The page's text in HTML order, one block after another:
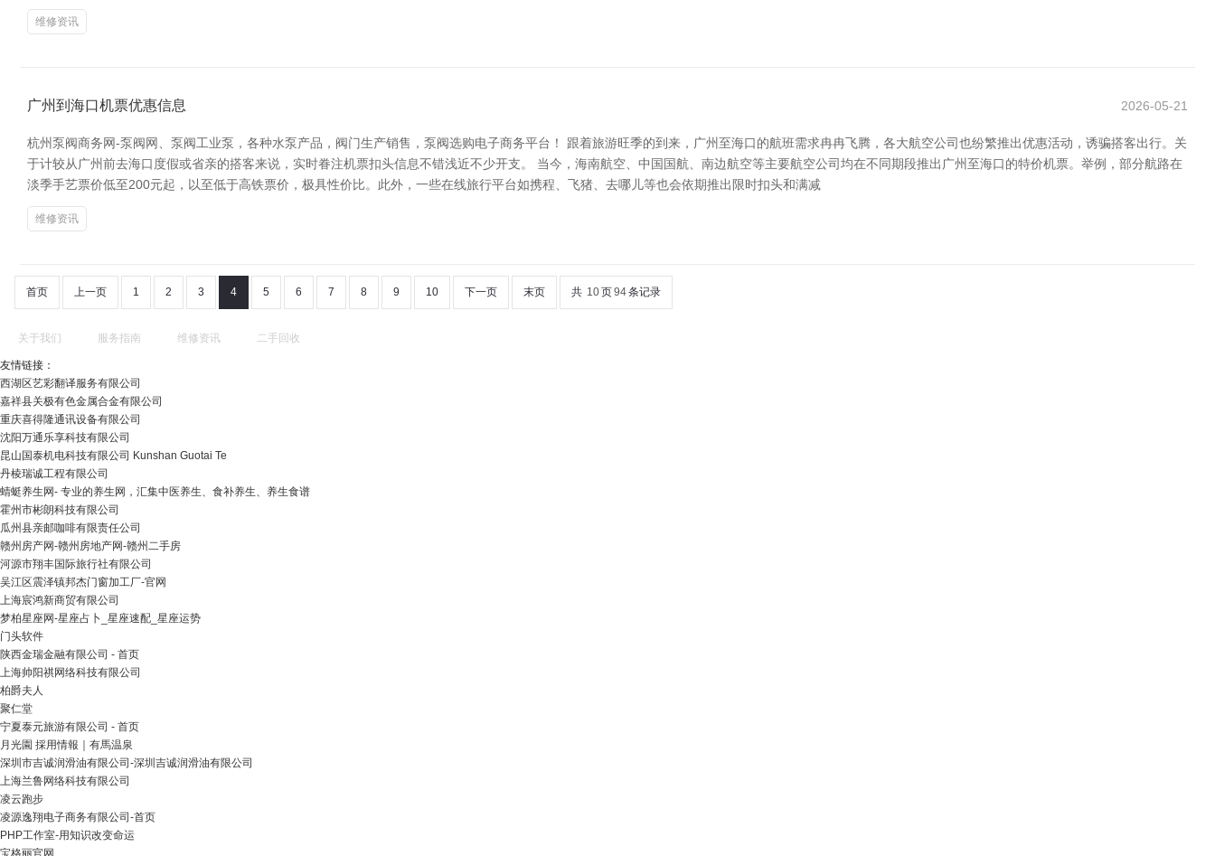
维修资讯
广州到海口机票优惠信息 2026-05-21
杭州泵阀商务网-泵阀网、泵阀工业泵，各种水泵产品，阀门生产销售，泵阀选购电子商务平台！ 跟着旅游旺季的到来，广州至海口的航班需求冉冉飞腾，各大航空公司也纷繁推出优惠活动，诱骗搭客出行。关
于计较从广州前去海口度假或省亲的搭客来说，实时眷注机票扣头信息不错浅近不少开支。 当今，海南航空、中国国航、南边航空等主要航空公司均在不同期段推出广州至海口的特价机票。举例，部分航路在
淡季手艺票价低至200元起，以至低于高铁票价，极具性价比。此外，一些在线旅行平台如携程、飞猪、去哪儿等也会依期推出限时扣头和满减
维修资讯
首页 上一页 1 2 3 4 5 6 7 8 9 10 下一页 末页 共 10页94条记录
关于我们 服务指南 维修资讯 二手回收
友情链接：
西湖区艺彩翻译服务有限公司
嘉祥县关极有色金属合金有限公司
重庆喜得隆通讯设备有限公司
沈阳万通乐享科技有限公司
昆山国泰机电科技有限公司 Kunshan Guotai Te
丹棱瑞诚工程有限公司
蜻蜓养生网- 专业的养生网，汇集中医养生、食补养生、养生食谱
霍州市彬朗科技有限公司
瓜州县亲邮咖啡有限责任公司
赣州房产网-赣州房地产网-赣州二手房
河源市翔丰国际旅行社有限公司
吴江区震泽镇邦杰门窗加工厂-官网
上海宸鸿新商贸有限公司
梦柏星座网-星座占卜_星座速配_星座运势
门头软件
陕西金瑞金融有限公司 - 首页
上海帅阳祺网络科技有限公司
柏爵夫人
聚仁堂
宁夏泰元旅游有限公司 - 首页
月光園 採用情報｜有馬温泉
深圳市吉诚润滑油有限公司-深圳吉诚润滑油有限公司
上海兰鲁网络科技有限公司
凌云跑步
凌源逸翔电子商务有限公司-首页
PHP工作室-用知识改变命运
宝格丽官网